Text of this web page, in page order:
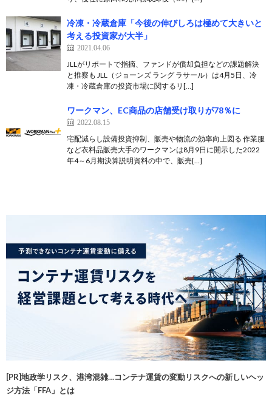
冷凍・冷蔵倉庫「今後の伸びしろは極めて大きいと
考える投資家が大半」
2021.04.06
JLLがリポートで指摘、ファンドが償却負担などの課題解決
と推察も JLL（ジョーンズ ラング ラサール）は4月5日、冷
凍・冷蔵倉庫の投資市場に関するリ[…]
ワークマン、EC商品の店舗受け取りが78％に
2022.08.15
宅配減らし設備投資抑制、販売や物流の効率向上図る 作業服
など衣料品販売大手のワークマンは8月9日に開示した2022
年4～6月期決算説明資料の中で、販売[…]
[PR]地政学リスク、港湾混雑…コンテナ運賃の変動リスクへの新しいヘッ
ジ方法「FFA」とは